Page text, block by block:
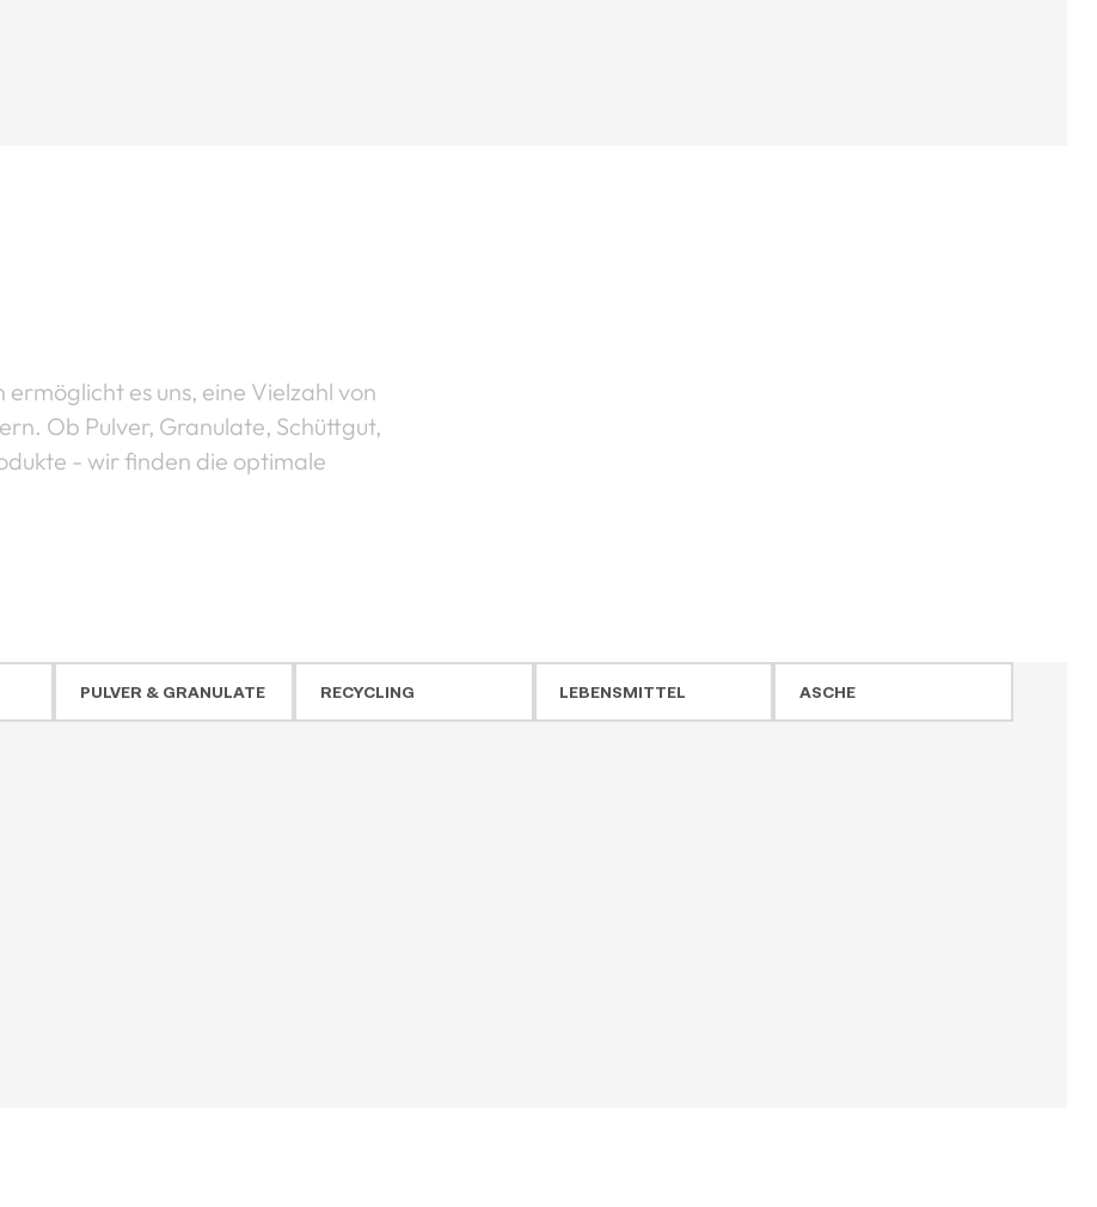
es uns, eine Vielzahl von
Ob Pulver, Granulate, Schüttgut,
- wir finden die optimale
PULVER & GRANULATE RECYCLING LEBENSMITTEL ASCHE